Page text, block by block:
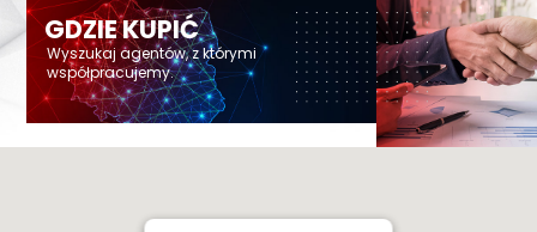
GDZIE KUPIĆ
Wyszukaj agentów, z którymi
współpracujemy.